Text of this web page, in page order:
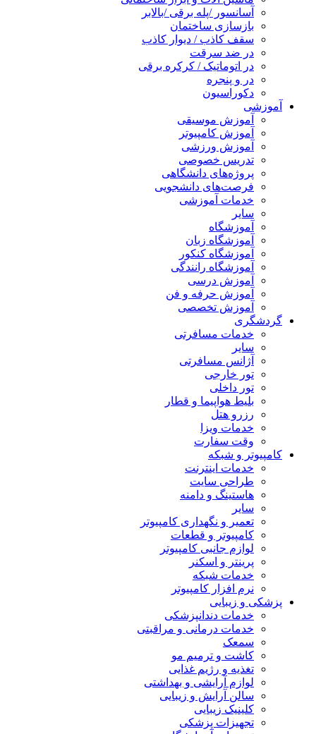
آسانسور /پله برقی /بالابر
بازسازی ساختمان
سقف کاذب / دیوار کاذب
در ضد سرقت
در اتوماتیک / کرکره برقی
در و پنجره
دکوراسیون
آموزشی
آموزش موسیقی
آموزش کامپیوتر
آموزش ورزشی
تدریس خصوصی
پروژه‌های دانشگاهی
فرصت‌های دانشجویی
خدمات آموزشی
سایر
آموزشگاه
آموزشگاه زبان
آموزشگاه کنکور
آموزشگاه رانندگی
آموزش درسی
آموزش حرفه و فن
آموزش تخصصی
گردشگری
خدمات مسافرتی
سایر
آژانس مسافرتی
تور خارجی
تور داخلی
بلیط هواپیما و قطار
رزرو هتل
خدمات ویزا
وقت سفارت
کامپیوتر و شبکه
خدمات اینترنت
طراحی سایت
هاستینگ و دامنه
سایر
تعمیر و نگهداری کامپیوتر
کامپیوتر و قطعات
لوازم جانبی کامپیوتر
پرینتر و اسکنر
خدمات شبکه
نرم افزار کامپیوتر
پزشکی و زیبایی
خدمات دندانپزشکی
خدمات درمانی و مراقبتی
سمعک
کاشت و ترمیم مو
تغذیه و رژیم غذایی
لوازم آرایشی و بهداشتی
سالن آرایش و زیبایی
کلینیک زیبایی
تجهیزات پزشکی